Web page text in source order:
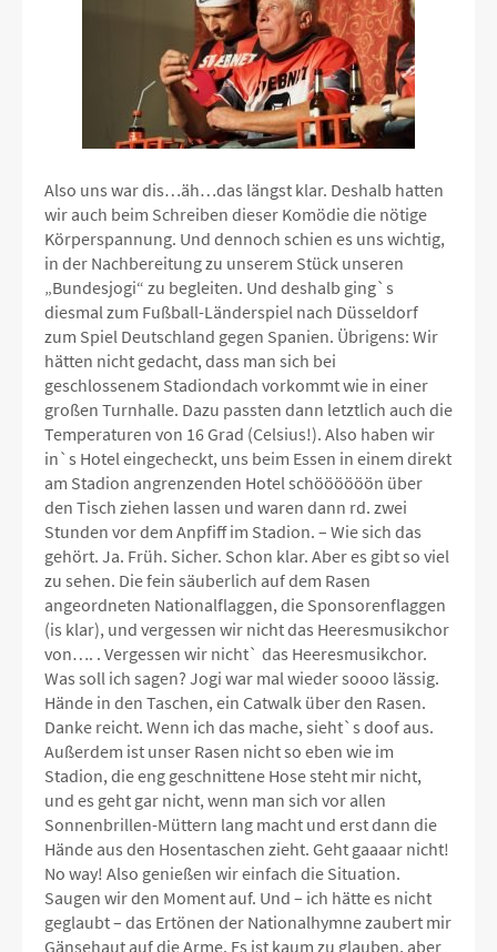
Also uns war dis…äh…das längst klar. Deshalb hatten
wir auch beim Schreiben dieser Komödie die nötige
Körperspannung. Und dennoch schien es uns wichtig,
in der Nachbereitung zu unserem Stück unseren
„Bundesjogi“ zu begleiten. Und deshalb ging`s
diesmal zum Fußball-Länderspiel nach Düsseldorf
zum Spiel Deutschland gegen Spanien. Übrigens: Wir
hätten nicht gedacht, dass man sich bei
geschlossenem Stadiondach vorkommt wie in einer
großen Turnhalle. Dazu passten dann letztlich auch die
Temperaturen von 16 Grad (Celsius!). Also haben wir
in`s Hotel eingecheckt, uns beim Essen in einem direkt
am Stadion angrenzenden Hotel schöööööön über
den Tisch ziehen lassen und waren dann rd. zwei
Stunden vor dem Anpfiff im Stadion. – Wie sich das
gehört. Ja. Früh. Sicher. Schon klar. Aber es gibt so viel
zu sehen. Die fein säuberlich auf dem Rasen
angeordneten Nationalflaggen, die Sponsorenflaggen
(is klar), und vergessen wir nicht das Heeresmusikchor
von…. . Vergessen wir nicht` das Heeresmusikchor.
Was soll ich sagen? Jogi war mal wieder soooo lässig.
Hände in den Taschen, ein Catwalk über den Rasen.
Danke reicht. Wenn ich das mache, sieht`s doof aus.
Außerdem ist unser Rasen nicht so eben wie im
Stadion, die eng geschnittene Hose steht mir nicht,
und es geht gar nicht, wenn man sich vor allen
Sonnenbrillen-Müttern lang macht und erst dann die
Hände aus den Hosentaschen zieht. Geht gaaaar nicht!
No way! Also genießen wir einfach die Situation.
Saugen wir den Moment auf. Und – ich hätte es nicht
geglaubt – das Ertönen der Nationalhymne zaubert mir
Gänsehaut auf die Arme. Es ist kaum zu glauben, aber